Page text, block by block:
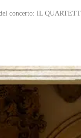
concerto: IL